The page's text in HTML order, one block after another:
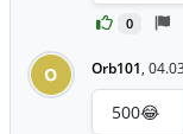
0
O Orb101,
500😂